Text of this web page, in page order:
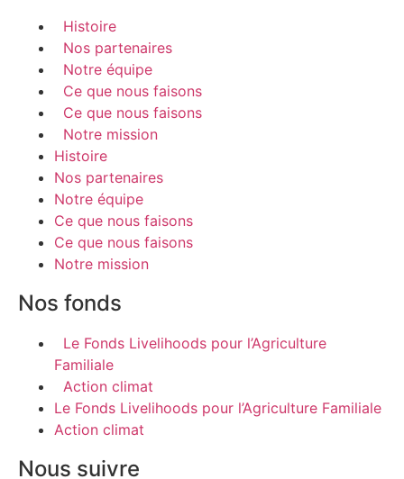
Histoire
Nos partenaires
Notre équipe
Ce que nous faisons
Ce que nous faisons
Notre mission
Histoire
Nos partenaires
Notre équipe
Ce que nous faisons
Ce que nous faisons
Notre mission
Nos fonds
Le Fonds Livelihoods pour l’Agriculture
Familiale
Action climat
Le Fonds Livelihoods pour l’Agriculture Familiale
Action climat
Nous suivre